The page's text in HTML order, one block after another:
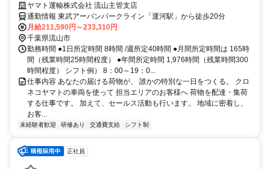
は収入も休日も充実
ヤマト運輸株式会社 流山主管支店
通勤情報 東武アーバンパークライン「運河駅」から徒歩20分
月給211,590円～233,310円
千葉県流山市
勤務時間 ●1日所定時間 8時間 /週所定40時間 ●月間所定時間は 165時
間（残業時間25時間程度） ●年間所定時間 1,976時間（残業時間300
時間程度） シフト例） 8：00～19：0...
仕事内容 あなたの届ける荷物が、 誰かの特別な一日をつくる。 クロ
ネコヤマトの車両を使って 担当エリアのお客様へ 荷物を配達・集荷
する仕事です。 加えて、セールス活動も行います。 地域に密着し、
お客...
未経験者歓迎 研修あり 交通費支給 シフト制
正社員